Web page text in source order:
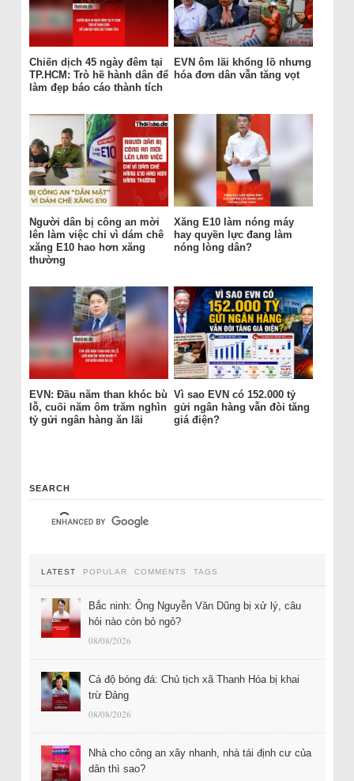
Chiến dịch 45 ngày đêm tại
TP.HCM: Trò hề hành dân để
làm đẹp báo cáo thành tích
EVN ôm lãi khổng lồ nhưng
hóa đơn dân vẫn tăng vọt
Người dân bị công an mời
lên làm việc chỉ vì dám chê
xăng E10 hao hơn xăng
thường
Xăng E10 làm nóng máy
hay quyền lực đang làm
nóng lòng dân?
EVN: Đầu năm than khóc bù
lỗ, cuối năm ôm trăm nghìn
tỷ gửi ngân hàng ăn lãi
Vì sao EVN có 152.000 tỷ
gửi ngân hàng vẫn đòi tăng
giá điện?
SEARCH
LATEST POPULAR COMMENTS TAGS
Bắc ninh: Ông Nguyễn Văn Dũng bị xử lý, câu
hỏi nào còn bỏ ngỏ?
08/08/2026
Cá độ bóng đá: Chủ tịch xã Thanh Hóa bị khai
trừ Đảng
08/08/2026
Nhà cho công an xây nhanh, nhà tái định cư của
dân thì sao?